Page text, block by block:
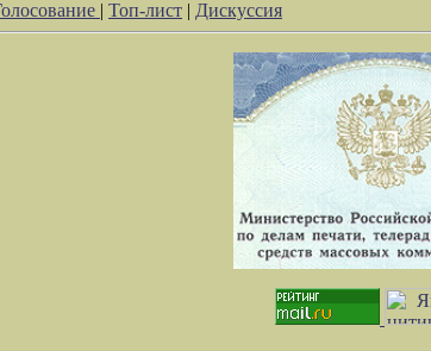
| Топ-лист | Дискуссия